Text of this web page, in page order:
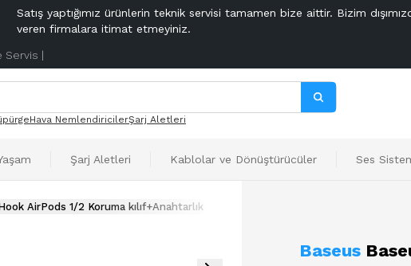
Satış yaptığımız ürünlerin teknik servisi tamamen bize aittir. Bizim
veren firmalara itimat etmeyiniz.
Servis |
Hava NemlendiricilerŞarj Aletleri
Şarj Aletleri Kablolar ve Dönüştürücüler Ses
AirPods 1/2 Koruma kılıf+Anahtarlık
Baseus